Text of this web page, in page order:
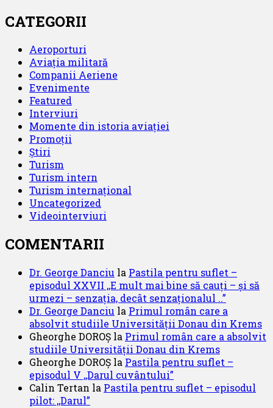
CATEGORII
Aeroporturi
Aviația militară
Companii Aeriene
Evenimente
Featured
Interviuri
Momente din istoria aviației
Promoții
Știri
Turism
Turism intern
Turism internațional
Uncategorized
Videointerviuri
COMENTARII
Dr. George Danciu la Pastila pentru suflet –
episodul XXVII ,,E mult mai bine să cauți – și să
urmezi – senzația, decât senzaționalul ..”
Dr. George Danciu la Primul român care a
absolvit studiile Universității Donau din Krems
Gheorghe DOROȘ la Primul român care a absolvit
studiile Universității Donau din Krems
Gheorghe DOROȘ la Pastila pentru suflet –
episodul V ,,Darul cuvântului”
Calin Tertan la Pastila pentru suflet – episodul
pilot: ,,Darul”